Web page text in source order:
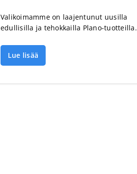
Valikoimamme on laajentunut uusilla
edullisilla ja tehokkailla Plano-tuotteilla.
Lue lisää